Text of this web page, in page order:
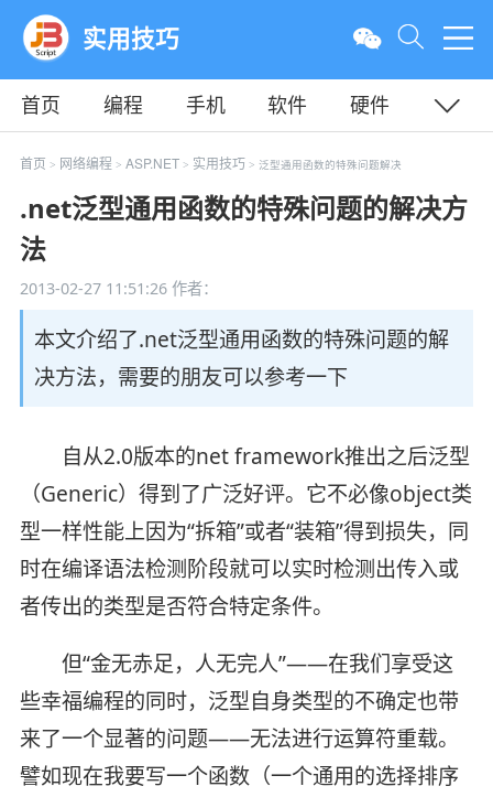
实用技巧
首页 编程 手机 软件
硬件
教程
平面 服务器
首页 > 网络编程 > ASP.NET > 实用技巧 > 泛型通用函数的特殊问题解决
.net泛型通用函数的特殊问题的解决方
法
2013-02-27 11:51:26作者：
本文介绍了.net泛型通用函数的特殊问题的解
决方法，需要的朋友可以参考一下
自从2.0版本的net framework推出之后泛型
（Generic）得到了广泛好评。它不必像object类
型一样性能上因为“拆箱”或者“装箱”得到损失，同
时在编译语法检测阶段就可以实时检测出传入或
者传出的类型是否符合特定条件。
但“金无赤足，人无完人”——在我们享受这
些幸福编程的同时，泛型自身类型的不确定也带
来了一个显著的问题——无法进行运算符重载。
譬如现在我要写一个函数（一个通用的选择排序